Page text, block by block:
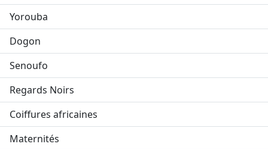
Yorouba
Dogon
Senoufo
Regards Noirs
Coiffures africaines
Maternités